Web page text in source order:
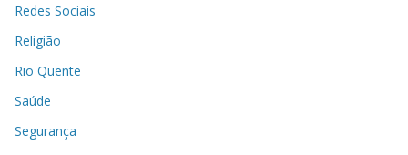
Redes Sociais
Religião
Rio Quente
Saúde
Segurança